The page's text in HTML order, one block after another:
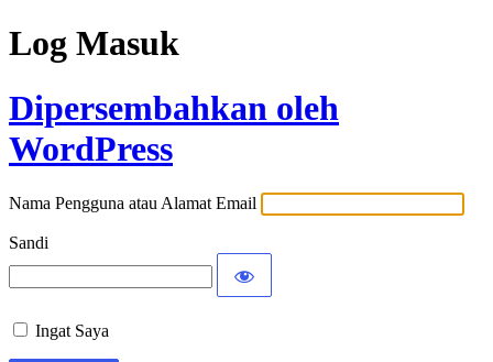
Log Masuk
Dipersembahkan oleh
WordPress
Nama Pengguna atau Alamat Email
Sandi
Ingat Saya